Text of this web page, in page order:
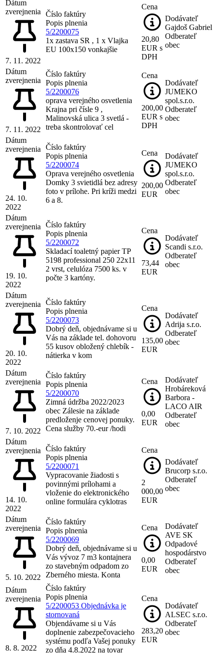
Dátum
zverejnenia
7. 11. 2022
Číslo faktúry
Popis plnenia
5/2200075
1x zastava SR , 1 x Vlajka
EU 100x150 vonkajšie
Cena
20,80
EUR s
DPH
Dodávateľ
Gajdoš Gabriel
Odberateľ
obec
Dátum
zverejnenia
7. 11. 2022
Číslo faktúry
Popis plnenia
5/2200076
oprava verejného osvetlenia
Krajna pri čísle 9 ,
Malinovská ulica 3 svetlá -
treba skontrolovať cel
Cena
200,00
EUR s
DPH
Dodávateľ
JUMEKO
spol.s.r.o.
Odberateľ
obec
Dátum
zverejnenia
24. 10.
2022
Číslo faktúry
Popis plnenia
5/2200074
Oprava verejného osvetlenia
Domky 3 svietidlá bez adresy
foto v prílohe. Pri kríži medzi
6 a 8.
Cena
200,00
EUR
Dodávateľ
JUMEKO
spol.s.r.o.
Odberateľ
obec
Dátum
zverejnenia
19. 10.
2022
Číslo faktúry
Popis plnenia
5/2200072
Skladací toaletný papier TP
5198 professional 250 22x11
2 vrst, celulóza 7500 ks. v
počte 3 kartóny.
Cena
73,44
EUR
Dodávateľ
Scandi s.r.o.
Odberateľ
obec
Dátum
zverejnenia
20. 10.
2022
Číslo faktúry
Popis plnenia
5/2200073
Dobrý deň, objednávame si u
Vás na základe tel. dohovoru
55 kusov obložený chlebík -
nátierka v kom
Cena
135,00
EUR
Dodávateľ
Adrija s.r.o.
Odberateľ
obec
Dátum
zverejnenia
7. 10. 2022
Číslo faktúry
Popis plnenia
5/2200070
Zimná údržba 2022/2023
obec Zálesie na základe
predloženje cenovej ponuky.
Cena služby 70.-eur /hodi
Cena
0,00
EUR
Dodávateľ
Hrobáreková
Barbora -
LACO AIR
Odberateľ
obec
Dátum
zverejnenia
14. 10.
2022
Číslo faktúry
Popis plnenia
5/2200071
Vypracovanie žiadosti s
povinnými prílohami a
vloženie do elektronického
online formulára cyklotras
Cena
2
000,00
EUR
Dodávateľ
Brucorp s.r.o.
Odberateľ
obec
Dátum
zverejnenia
5. 10. 2022
Číslo faktúry
Popis plnenia
5/2200069
Dobrý deň, objednávame si u
Vás vývoz 7 m3 kontajnera
zo stavebným odpadom zo
Zberného miesta. Konta
Cena
0,00
EUR
Dodávateľ
AVE SK
Odpadové
hospodárstvo
Odberateľ
obec
Dátum
zverejnenia
8. 8. 2022
Číslo faktúry
Popis plnenia
5/2200053 Objednávka je
stornovaná
Objendávame si u Vás
doplnenie zabezpečovacieho
systému podľa Vašej ponuky
zo dňa 4.8.2022 na tovar
Cena
283,20
EUR
Dodávateľ
ALSEC s.r.o.
Odberateľ
obec